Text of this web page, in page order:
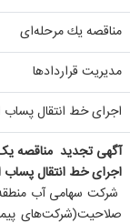
مناقصه یك مرحله‌ای
مدیریت قراردادها
اجرای خط انتقال پساب
آگهی تجدید مناقصه یک
اجرای خط انتقال پساب
شرکت سهامی آب منطقه